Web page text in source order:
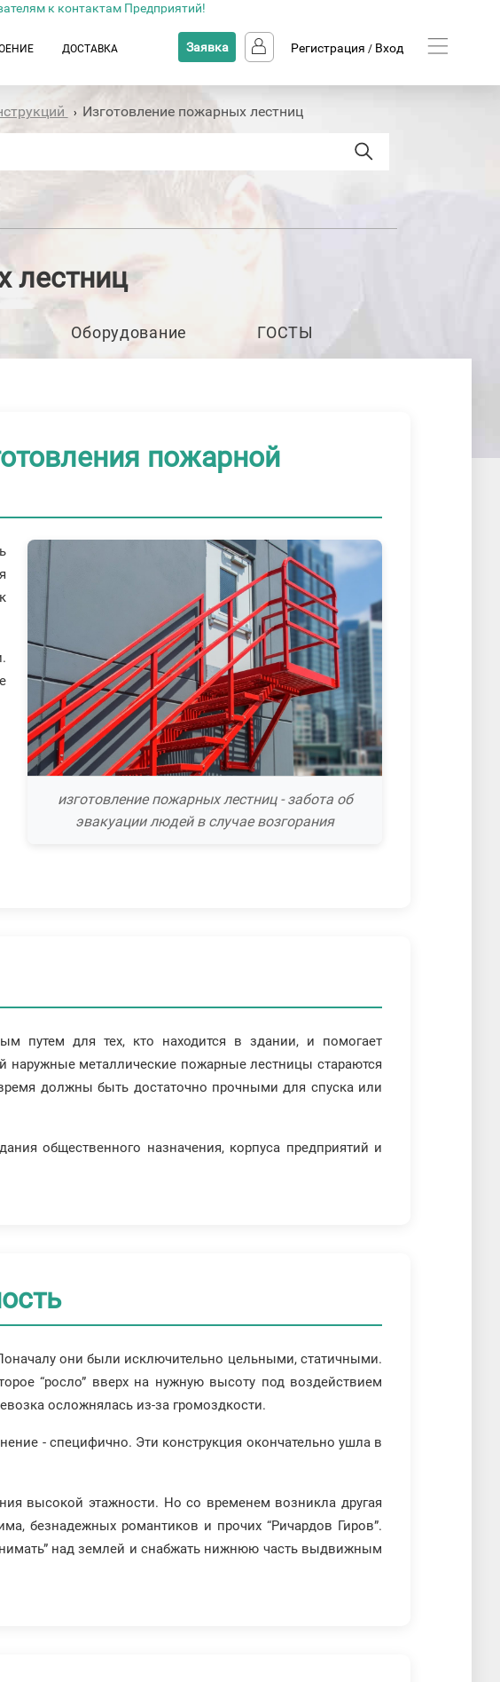
к контактам Предприятий!
ДОСТАВКА Заявка Регистрация / Вход
› Изготовление пожарных лестниц
лестниц
Оборудование ГОСТЫ
пожарной
изготовление пожарных лестниц - забота об
эвакуации людей в случае возгорания
путем для тех, кто находится в здании, и помогает
наружные металлические пожарные лестницы стараются
должны быть достаточно прочными для спуска или
общественного назначения, корпуса предприятий и
они были исключительно цельными, статичными.
“росло” вверх на нужную высоту под воздействием
осложнялась из-за громоздкости.
- специфично. Эти конструкция окончательно ушла в
высокой этажности. Но со временем возникла другая
безнадежных романтиков и прочих “Ричардов Гиров”.
над землей и снабжать нижнюю часть выдвижным